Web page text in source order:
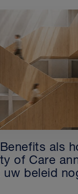
als
of Care
uw beleid